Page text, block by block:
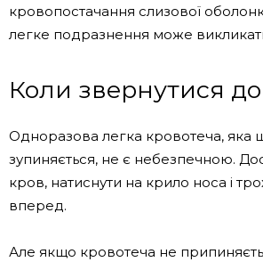
кровопостачання слизової
легке подразнення може
Коли звернутися до
Одноразова легка кровотеча, яка
зупиняється, не є небезпечною.
кров, натиснути на крило носа і
вперед.
Але якщо кровотеча не